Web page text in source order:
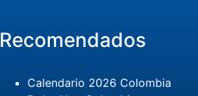
Recomendados
Calendario 2026 Colombia